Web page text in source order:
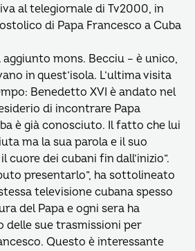
al telegiornale di Tv2000, in
di Papa Francesco a Cuba
aggiunto mons. Becciu – è unico,
in quest’isola. L’ultima visita
Benedetto XVI è andato nel
di incontrare Papa
è già conosciuto. Il fatto che lui
ma la sua parola e il suo
cuore dei cubani fin dall’inizio”.
presentarlo”, ha sottolineato
televisione cubana spesso
del Papa e ogni sera ha
delle sue trasmissioni per
Questo è interessante